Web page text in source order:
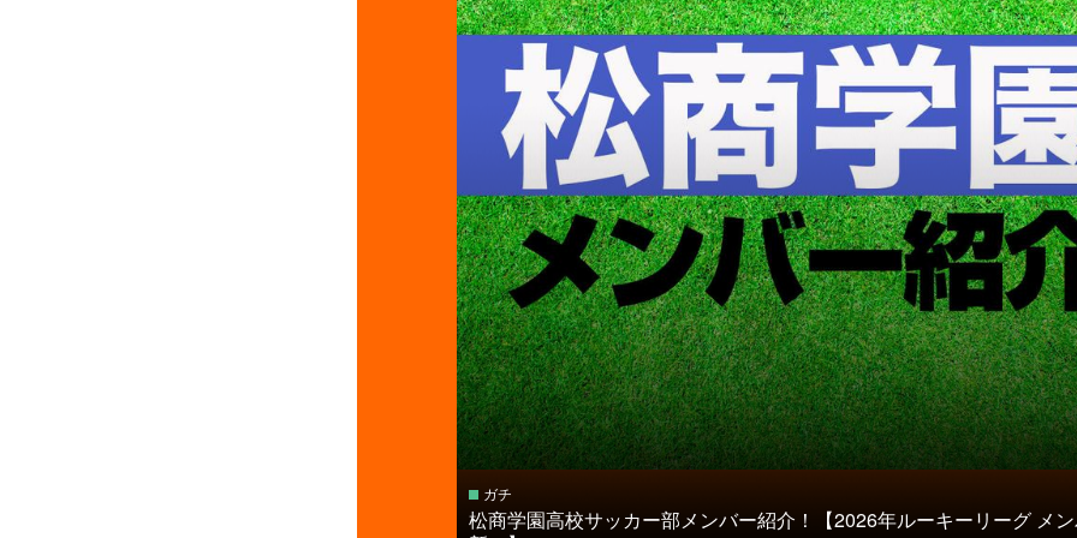
ガチ
松商学園高校サッカー部メンバー紹介！【2026年ルーキーリーグ メ